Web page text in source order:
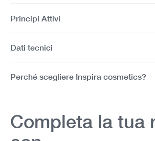
Principi Attivi
Dati tecnici
Perché scegliere Inspira cosmetics?
Completa la tua